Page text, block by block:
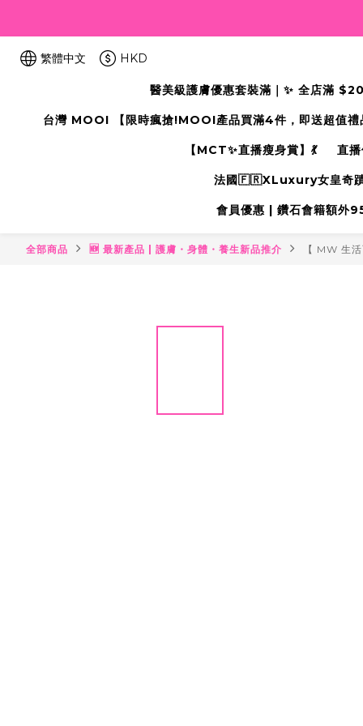
繁體中文 HKD
醫美級護膚優惠套裝滿｜✨ 全店滿
台灣 MOOI 【限時瘋搶!MOOI產品買滿4件，即送超值禮
【MCT✨直播瘦身賞】💃 直
法國🇫🇷XLuxury女皇奇蹟
會員優惠 | 鑽石會籍額
全部商品 🆕 最新產品 | 護膚・身體・養生新品推介 【 MW 生